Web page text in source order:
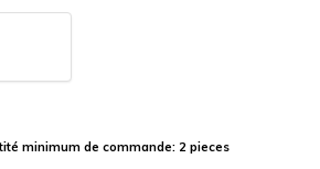
minimum de commande: 2 pieces